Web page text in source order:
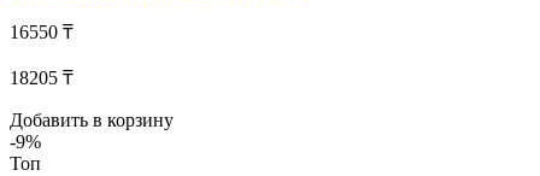
16550 ₸
18205 ₸
Добавить в корзину
-9%
Топ